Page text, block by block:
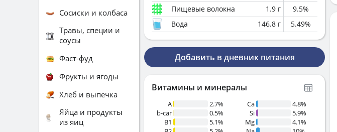
Пищевые волокна
1.9 г 9.5%
Вода
146.8 г 5.49%
Добавить в дневник питания
Витамины и минералы
A
2.7%
b-car
0.5%
В1
5.1%
Ca
4.8%
Si
5.9%
Mg
4.1%
Сосиски и колбаса
Травы, специи и
соусы
Фаст-фуд
Фрукты и ягоды
Хлеб и выпечка
Яйца и продукты
из яиц